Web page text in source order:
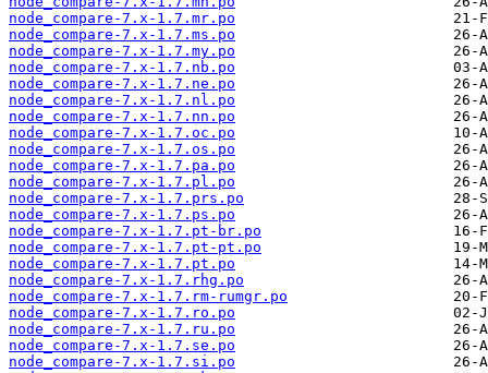
node_compare-7.x-1.7.mr.po
node_compare-7.x-1.7.ms.po
node_compare-7.x-1.7.my.po
node_compare-7.x-1.7.nb.po
node_compare-7.x-1.7.ne.po
node_compare-7.x-1.7.nl.po
node_compare-7.x-1.7.nn.po
node_compare-7.x-1.7.oc.po
node_compare-7.x-1.7.os.po
node_compare-7.x-1.7.pa.po
node_compare-7.x-1.7.pl.po
node_compare-7.x-1.7.prs.po
node_compare-7.x-1.7.ps.po
node_compare-7.x-1.7.pt-br.po
node_compare-7.x-1.7.pt-pt.po
node_compare-7.x-1.7.pt.po
node_compare-7.x-1.7.rhg.po
node_compare-7.x-1.7.rm-rumgr.po
node_compare-7.x-1.7.ro.po
node_compare-7.x-1.7.ru.po
node_compare-7.x-1.7.se.po
node_compare-7.x-1.7.si.po